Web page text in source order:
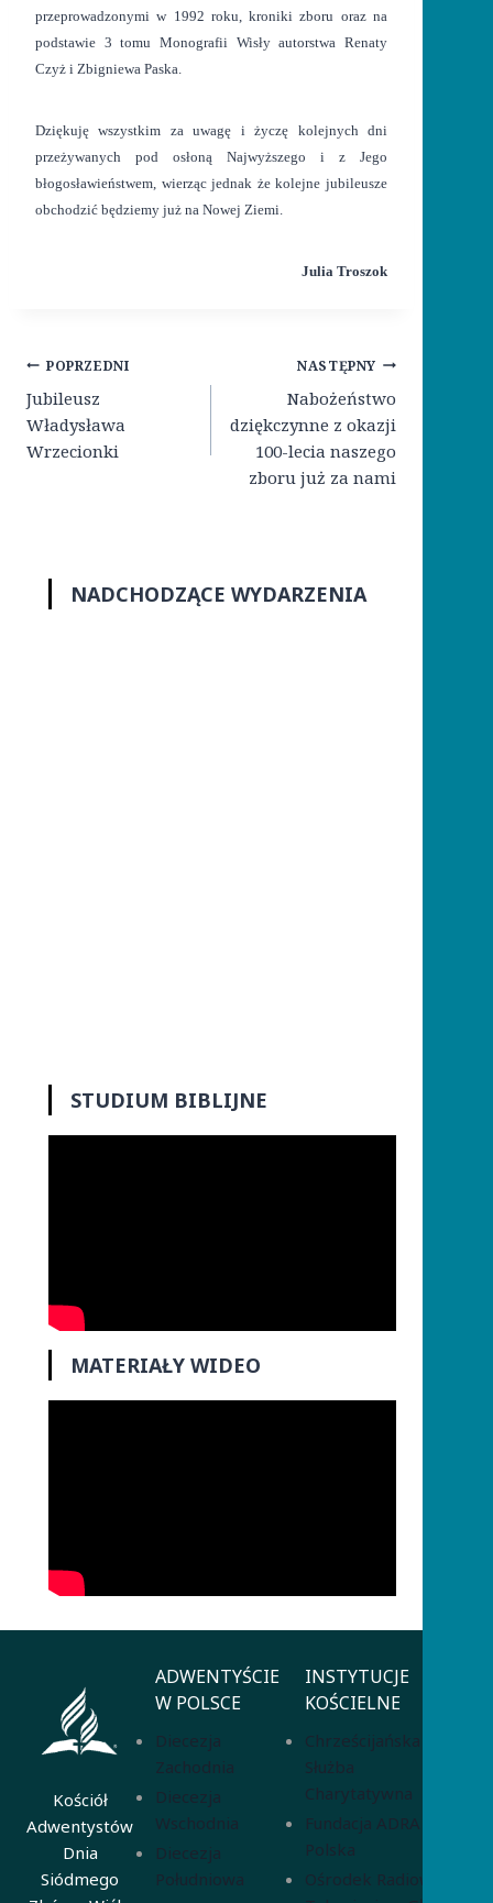
przeprowadzonymi w 1992 roku, kroniki zboru oraz na
podstawie 3 tomu Monografii Wisły autorstwa Renaty
Czyż i Zbigniewa Paska.
Dziękuję wszystkim za uwagę i życzę kolejnych dni
przeżywanych pod osłoną Najwyższego i z Jego
błogosławieństwem, wierząc jednak że kolejne jubileusze
obchodzić będziemy już na Nowej Ziemi.
Julia Troszok
Nawigacja
wpisu
POPRZEDNI
Jubileusz
Władysława
Wrzecionki
NASTĘPNY
Nabożeństwo
dziękczynne z okazji
100-lecia naszego
zboru już za nami
NADCHODZĄCE WYDARZENIA
STUDIUM BIBLIJNE
MATERIAŁY WIDEO
Kościół
Adwentystów
Dnia
Siódmego
ADWENTYŚCIE
W POLSCE
Diecezja
Zachodnia
Diecezja
Wschodnia
Diecezja
Południowa
INSTYTUCJE
KOŚCIELNE
Chrześcijańska
Służba
Charytatywna
Fundacja ADRA
Polska
Ośrodek Radiowo-